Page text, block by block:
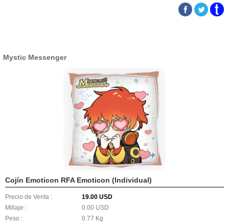
Mystic Messenger
Cojín Emoticon RFA Emoticon (Individual)
Precio de Venta :
19.00 USD
Millaje :
0.00 USD
Peso :
0.77 Kg